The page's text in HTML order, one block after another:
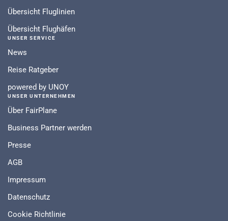
Übersicht Fluglinien
Übersicht Flughäfen
UNSER SERVICE
News
Reise Ratgeber
powered by UNOY
UNSER UNTERNEHMEN
Über FairPlane
Business Partner werden
Presse
AGB
Impressum
Datenschutz
Cookie Richtlinie